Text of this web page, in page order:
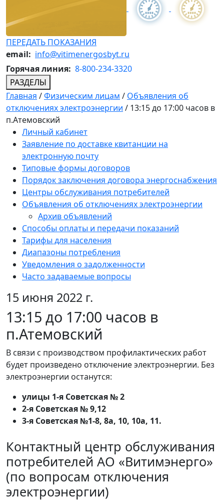
ПЕРЕДАТЬ ПОКАЗАНИЯ
email: info@vitimenergosbyt.ru
Горячая линия: 8-800-234-3320
РАЗДЕЛЫ
Главная /Физическим лицам / Объявления об
отключениях электроэнергии / 13:15 до 17:00 часов в
п.Атемовский
Личный кабинет
Заявление по доставке квитанции на
электронную почту
Типовые формы договоров
Порядок заключения договора энергоснабжения
Центры обслуживания потребителей
Объявления об отключениях электроэнергии
Архив объявлений
Способы оплаты и передачи показаний
Тарифы для населения
Диапазоны потребления
Уведомления о задолженности
Часто задаваемые вопросы
15 июня 2022 г.
13:15 до 17:00 часов в
п.Атемовский
В связи с производством профилактических работ
будет произведено отключение электроэнергии. Без
электроэнергии останутся:
улицы 1-я Советская № 2
2-я Советская № 9,12
3-я Советская №1-8, 8а, 10, 10а, 11.
Контактный центр обслуживания
потребителей АО «Витимэнерго»
(по вопросам отключения
электроэнергии)